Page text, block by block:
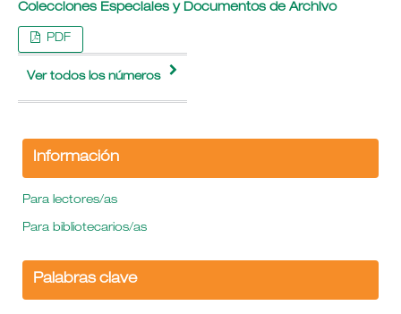
Colecciones Especiales y Documentos de Archivo
PDF
Ver todos los números
Información
Para lectores/as
Para bibliotecarios/as
Palabras clave